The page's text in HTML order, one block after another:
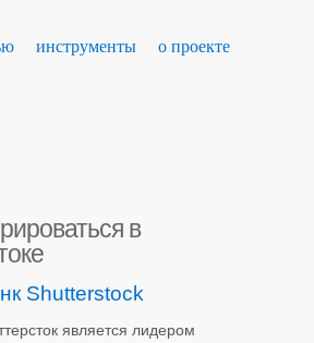
инструменты о проекте
в
Shutterstock
является лидером